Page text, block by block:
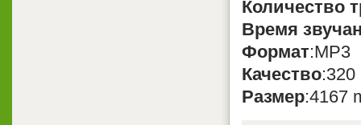
Количество
Время
Формат:MP3
Качество:320
Размер:4167